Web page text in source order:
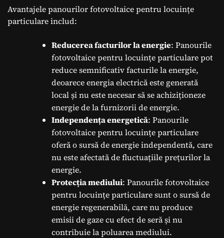
Avantajele panourilor fotovoltaice pentru locuințe
particulare includ:
Reducerea facturilor la energie: Panourile
fotovoltaice pentru locuințe particulare pot
reduce semnificativ facturile la energie,
deoarece energia electrică este generată
local și nu este necesar să se achiziționeze
energie de la furnizorii de energie.
Independența energetică: Panourile
fotovoltaice pentru locuințe particulare
oferă o sursă de energie independentă, care
nu este afectată de fluctuațiile prețurilor la
energie.
Protecția mediului: Panourile fotovoltaice
pentru locuințe particulare sunt o sursă de
energie regenerabilă, care nu produce
emisii de gaze cu efect de seră și nu
contribuie la poluarea mediului.